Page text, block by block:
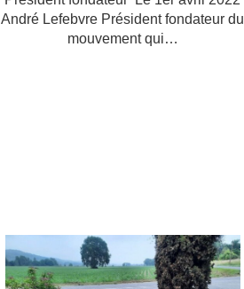
André Lefebvre Président fondateur du
mouvement qui…